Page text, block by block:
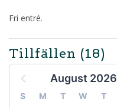
Fri entré.
Tillfällen (18)
August 2026
S M T W T